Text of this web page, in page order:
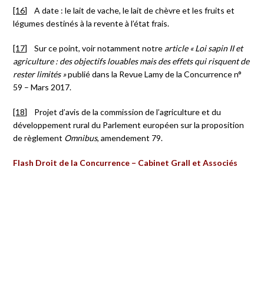
[16] A date : le lait de vache, le lait de chèvre et les fruits et
légumes destinés à la revente à l’état frais.
[17] Sur ce point, voir notamment notre article « Loi sapin II et
agriculture : des objectifs louables mais des effets qui risquent de
rester limités »publié dans la Revue Lamy de la Concurrence n°
59 – Mars 2017.
[18] Projet d’avis de la commission de l’agriculture et du
développement rural du Parlement européen sur la proposition
de règlement Omnibus, amendement 79.
Flash Droit de la Concurrence – Cabinet Grall et Associés